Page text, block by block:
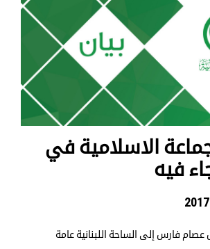
الاسلامية في
فيه
عصام فارس إلى الساحة اللبنانية عامة